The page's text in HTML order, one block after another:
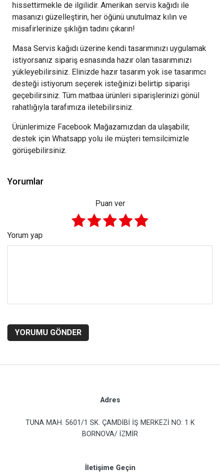
hissettirmekle de ilgilidir. Amerikan servis kağıdı ile
masanızı güzelleştirin, her öğünü unutulmaz kılın ve
misafirlerinize şıklığın tadını çıkarın!
Masa Servis kağıdı üzerine kendi tasarımınızı uygulamak
istiyorsanız sipariş esnasında hazır olan tasarımınızı
yükleyebilirsiniz. Elinizde hazır tasarım yok ise tasarımcı
desteği istiyorum seçerek isteğinizi belirtip siparişi
geçebilirsiniz. Tüm matbaa ürünleri siparişlerinizi gönül
rahatlığıyla tarafımıza iletebilirsiniz.
Ürünlerimize Facebook Mağazamızdan da ulaşabilir,
destek için Whatsapp yolu ile müşteri temsilcimizle
görüşebilirsiniz.
Yorumlar
Puan ver
Yorum yap
YORUMU GÖNDER
Adres
TUNA MAH. 5601/1 SK. ÇAMDİBİ İŞ MERKEZİ NO: 1 K
BORNOVA/ İZMİR
İletişime Geçin